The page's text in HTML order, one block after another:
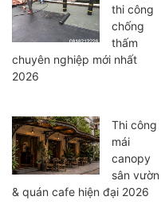
thi công
chống
thấm
chuyên nghiệp mới nhất
2026
Thi công
mái
canopy
sân vườn
& quán cafe hiện đại 2026